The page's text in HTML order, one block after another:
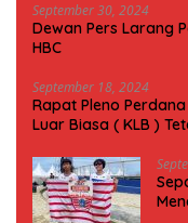
September 30, 2024
Dewan Pers Larang
HBC
September 18, 2024
Rapat Pleno
Luar Biasa ( KLB )